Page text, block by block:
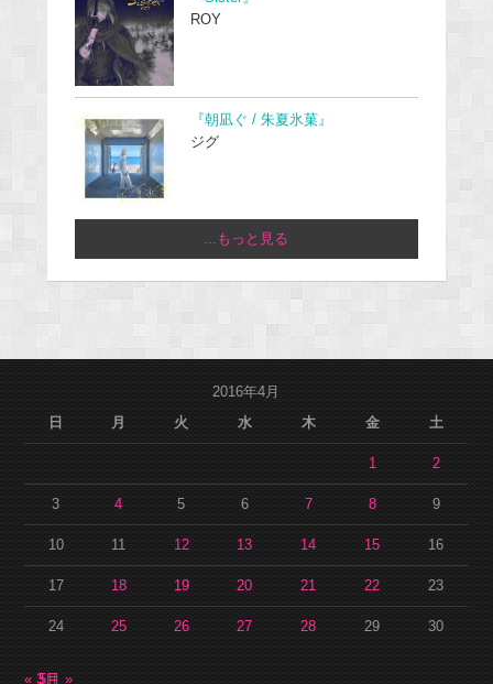
ROY
『朝凪ぐ / 朱夏氷菓』
ジグ
...もっと見る
2016年4月
日
月 火 水 木 金 土
1 2
3 4 5 6 7 8 9
10 11 12 13 14 15 16
17 18 19 20 21 22 23
24 25 26 27 28 29 30
« 3月5月 »